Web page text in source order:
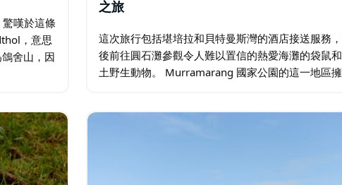
嘆於這條
，意思
舍山，因
之旅
這次旅行包括堪培拉和貝特曼斯灣的酒店接送服務
後前往圓石灘參觀令人難以置信的熱愛海灘的袋鼠
土野生動物。 Murramarang 國家公園的這一地區